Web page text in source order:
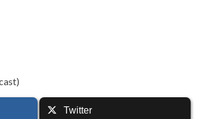
Twitter